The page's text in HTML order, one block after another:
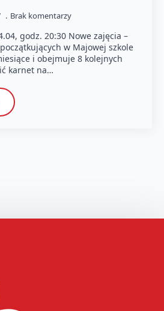
Brak komentarzy
godz. 20:30 Nowe zajęcia –
w Majowej szkole
i obejmuje 8 kolejnych
karnet na…